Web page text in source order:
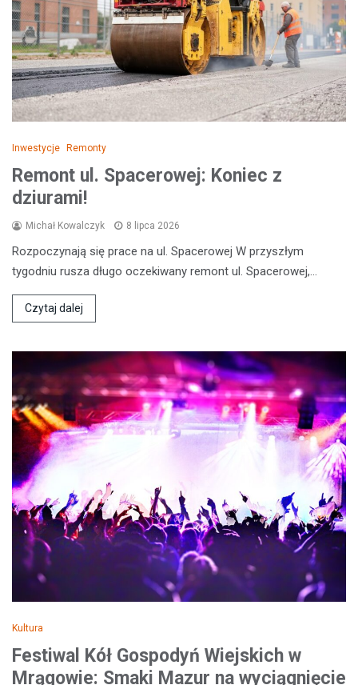
Inwestycje Remonty
Remont ul. Spacerowej: Koniec z
dziurami!
Michał Kowalczyk 8 lipca 2026
Rozpoczynają się prace na ul. Spacerowej W przyszłym
tygodniu rusza długo oczekiwany remont ul. Spacerowej,…
Czytaj dalej
Kultura
Festiwal Kół Gospodyń Wiejskich w
Mrągowie: Smaki Mazur na wyciągnięcie